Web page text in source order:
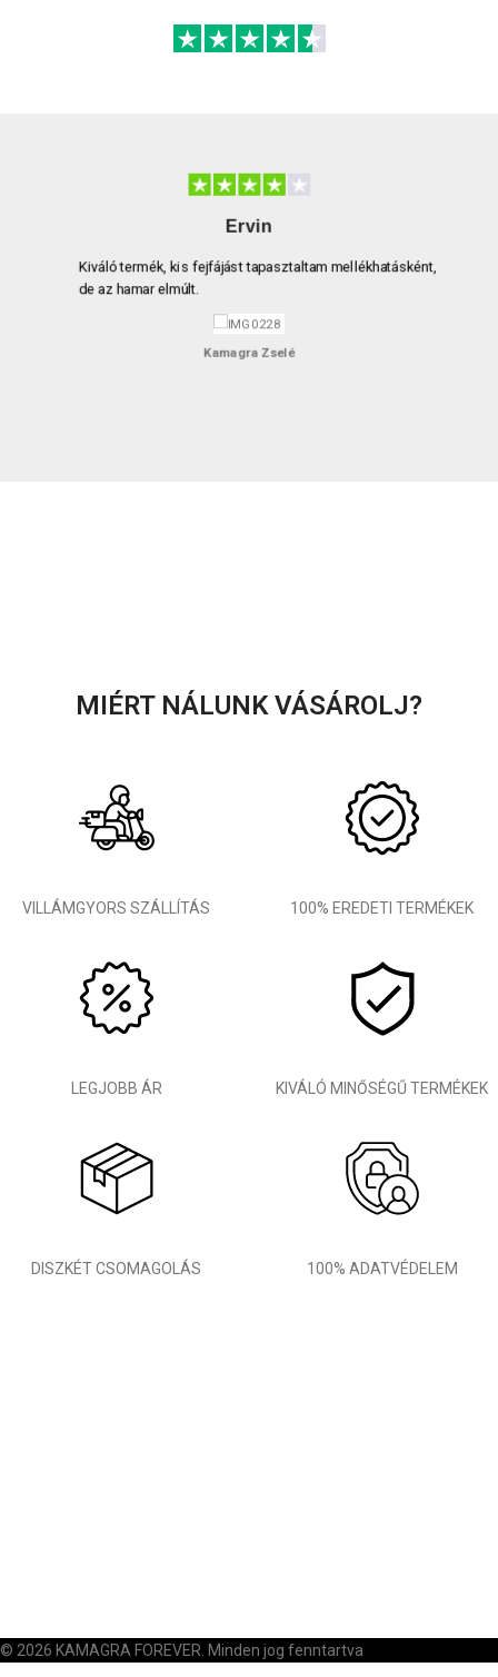
fejfájást tapasztaltam mellékhatásként,
A KAMAGRA
MIÉRT NÁLUNK VÁSÁROLJ?
VILLÁMGYORS SZÁLLÍTÁS 100% EREDETI TERMÉKEK
LEGJOBB ÁR KIVÁLÓ MINŐSÉGŰ TERMÉKEK
DISZKÉT CSOMAGOLÁS 100% ADATVÉDELEM
© 2026 KAMAGRA FOREVER. Minden jog fenntartva